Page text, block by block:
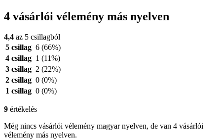
4 vásárlói vélemény más nyelven
4,4 az 5 csillagból
5 csillag 6 (66%)
4 csillag 1 (11%)
3 csillag 2 (22%)
2 csillag 0 (0%)
1 csillag 0 (0%)
9 értékelés
Még nincs vásárlói vélemény magyar nyelven, de van 4 vásárlói
vélemény más nyelven.